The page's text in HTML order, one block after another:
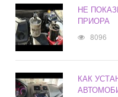
НЕ
ПРИОРА
8096
КАК